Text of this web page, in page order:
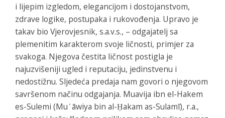
i lijepim izgledom, elegancijom i dostojanstvom,
zdrave logike, postupaka i rukovođenja. Upravo je
takav bio Vjerovjesnik, s.a.v.s., – odgajatelj sa
plemenitim karakterom svoje ličnosti, primjer za
svakoga. Njegova čestita ličnost postigla je
najuzvišeniji ugled i reputaciju, jedinstvenu i
nedostižnu. Sljedeća predaja nam govori o njegovom
savršenom načinu odgajanja. Muavija ibn el-Hakem
es-Sulemi (Mu ̒ āwiya bin al-Ḥakam as-Sulamī), r.a.,